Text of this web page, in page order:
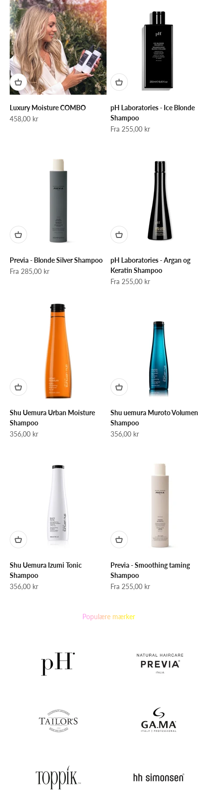
Luxury Moisture COMBO
Salgspris
458,00 kr
pH Laboratories - Ice Blonde
Shampoo
Salgspris
Fra 255,00 kr
Previa - Blonde Silver Shampoo
Salgspris
Fra 285,00 kr
pH Laboratories - Argan og
Keratin Shampoo
Salgspris
Fra 255,00 kr
Shu Uemura Urban Moisture
Shampoo
Salgspris
356,00 kr
Shu uemura Muroto Volumen
Shampoo
Salgspris
356,00 kr
Shu Uemura Izumi Tonic
Shampoo
Salgspris
356,00 kr
Previa - Smoothing taming
Shampoo
Salgspris
Fra 255,00 kr
Populære mærker